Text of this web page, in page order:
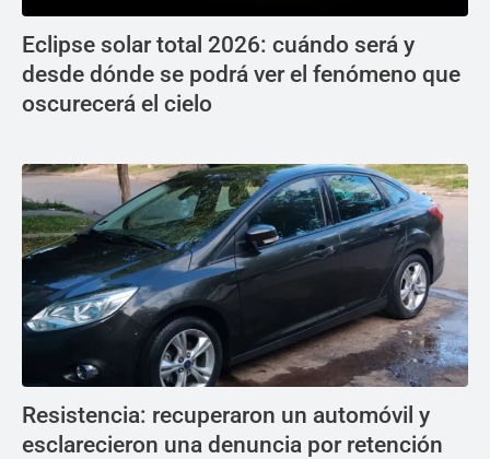
Eclipse solar total 2026: cuándo será y
desde dónde se podrá ver el fenómeno que
oscurecerá el cielo
Resistencia: recuperaron un automóvil y
esclarecieron una denuncia por retención